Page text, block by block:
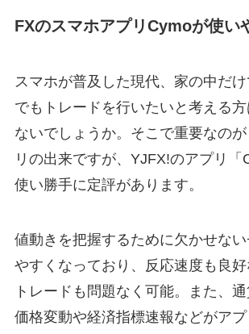
FXのスマホアプリCymoが使い
スマホが普及した現代、家の中だ
でもトレードを行いたいと考える
ないでしょうか。そこで重要なの
リの出来ですが、YJFX!のアプリ「
使い勝手に定評があります。
値動きを把握するために欠かせな
やすくなっており、反応速度も良
トレードも問題なく可能。また、
価格変動や経済指標速報などがア